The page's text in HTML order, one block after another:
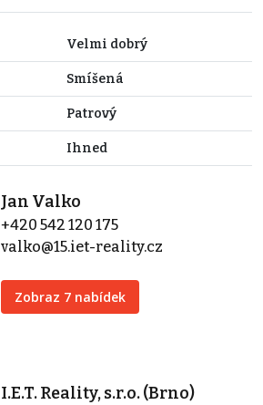
Velmi dobrý
Smíšená
Patrový
Ihned
Jan Valko
+420 542 120 175
valko@15.iet-reality.cz
Zobraz 7 nabídek
I.E.T. Reality, s.r.o. (Brno)